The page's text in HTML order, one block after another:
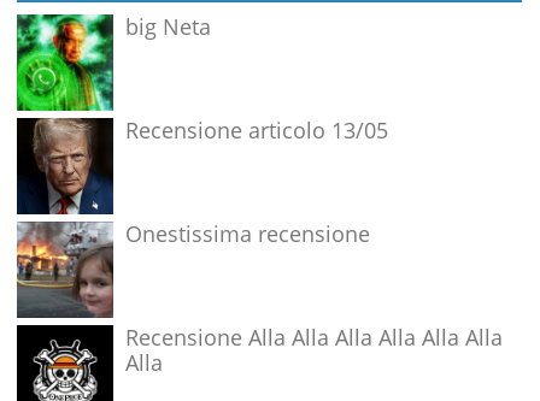
big Neta
Recensione articolo 13/05
Onestissima recensione
Recensione Alla Alla Alla Alla Alla Alla
Alla